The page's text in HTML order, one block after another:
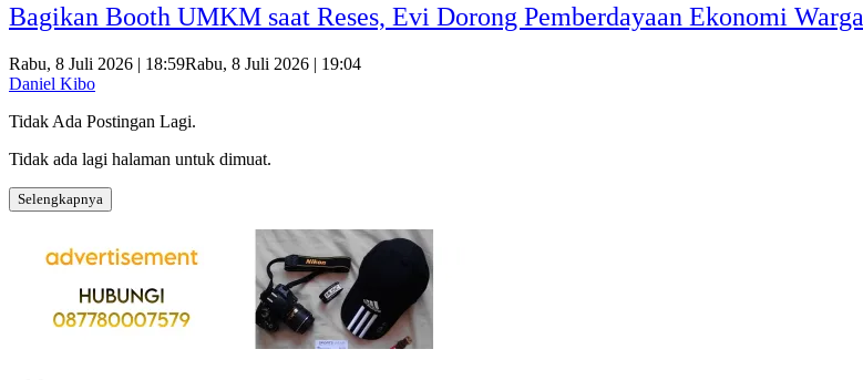
Bagikan Booth UMKM saat Reses, Evi Dorong Pemberdayaan Ekonomi Warga
Rabu, 8 Juli 2026 | 18:59Rabu, 8 Juli 2026 | 19:04
Daniel Kibo
Tidak Ada Postingan Lagi.
Tidak ada lagi halaman untuk dimuat.
Selengkapnya